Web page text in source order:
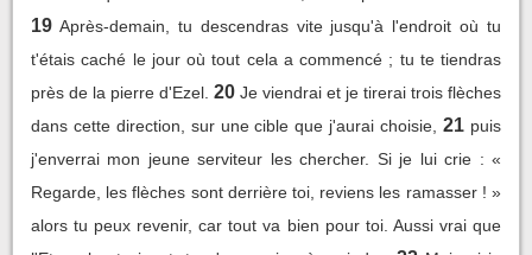
19 Après-demain, tu descendras vite jusqu'à l'endroit où tu
t'étais caché le jour où tout cela a commencé ; tu te tiendras
près de la pierre d'Ezel. 20 Je viendrai et je tirerai trois flèches
dans cette direction, sur une cible que j'aurai choisie, 21 puis
j'enverrai mon jeune serviteur les chercher. Si je lui crie : «
Regarde, les flèches sont derrière toi, reviens les ramasser ! »
alors tu peux revenir, car tout va bien pour toi. Aussi vrai que